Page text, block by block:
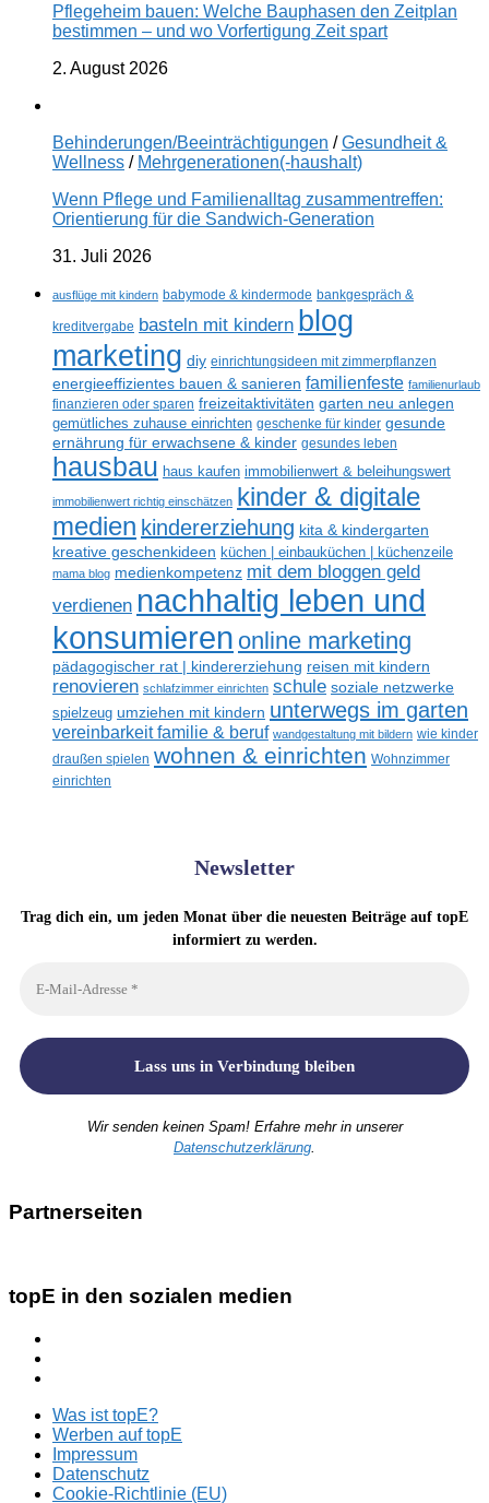
Pflegeheim bauen: Welche Bauphasen den Zeitplan
bestimmen – und wo Vorfertigung Zeit spart
2. August 2026
Behinderungen/Beeinträchtigungen /Gesundheit &
Wellness / Mehrgenerationen(-haushalt)
Wenn Pflege und Familienalltag zusammentreffen:
Orientierung für die Sandwich-Generation
31. Juli 2026
ausflüge mit kindern babymode & kindermode bankgespräch &
kreditvergabe basteln mit kindern blog
marketing diy einrichtungsideen mit zimmerpflanzen
energieeffizientes bauen & sanieren familienfeste familienurlaub
finanzieren oder sparen freizeitaktivitäten garten neu anlegen
gemütliches zuhause einrichten geschenke für kinder gesunde
ernährung für erwachsene & kinder gesundes leben
hausbau haus kaufen immobilienwert & beleihungswert
immobilienwert richtig einschätzen kinder & digitale
medien kindererziehung kita & kindergarten
kreative geschenkideen küchen | einbauküchen | küchenzeile
mama blog medienkompetenz mit dem bloggen geld
verdienen nachhaltig leben und
konsumieren online marketing
pädagogischer rat | kindererziehung reisen mit kindern
renovieren schlafzimmer einrichten schule soziale netzwerke
spielzeug umziehen mit kindern unterwegs im garten
vereinbarkeit familie & beruf wandgestaltung mit bildern wie kinder
draußen spielen wohnen & einrichten Wohnzimmer
einrichten
Newsletter
Trag dich ein, um jeden Monat über die neuesten Beiträge auf topE
informiert zu werden.
Wir senden keinen Spam! Erfahre mehr in unserer
Datenschutzerklärung
Partnerseiten
topE in den sozialen medien
Was ist topE?
Werben auf topE
Impressum
Datenschutz
Cookie-Richtlinie (EU)